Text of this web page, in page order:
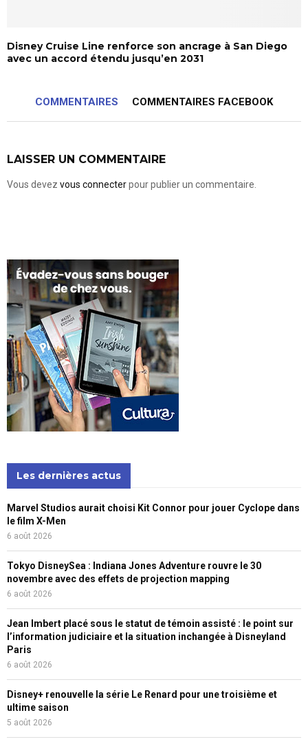
Disney Cruise Line renforce son ancrage à San Diego
avec un accord étendu jusqu’en 2031
COMMENTAIRES COMMENTAIRES FACEBOOK
LAISSER UN COMMENTAIRE
Vous devez vous connecterpour publier un commentaire.
Les dernières actus
Marvel Studios aurait choisi Kit Connor pour jouer Cyclope dans
le film X-Men
6 août 2026
Tokyo DisneySea : Indiana Jones Adventure rouvre le 30
novembre avec des effets de projection mapping
6 août 2026
Jean Imbert placé sous le statut de témoin assisté : le point sur
l’information judiciaire et la situation inchangée à Disneyland
Paris
6 août 2026
Disney+ renouvelle la série Le Renard pour une troisième et
ultime saison
5 août 2026